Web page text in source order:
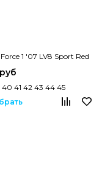
1 '07 LV8 Sport Red
40 41 42 43 44 45